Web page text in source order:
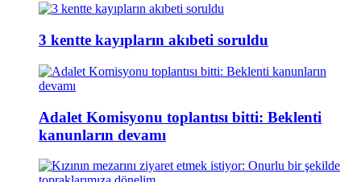
3 kentte kayıpların akıbeti soruldu
Adalet Komisyonu toplantısı bitti: Beklenti
kanunların devamı